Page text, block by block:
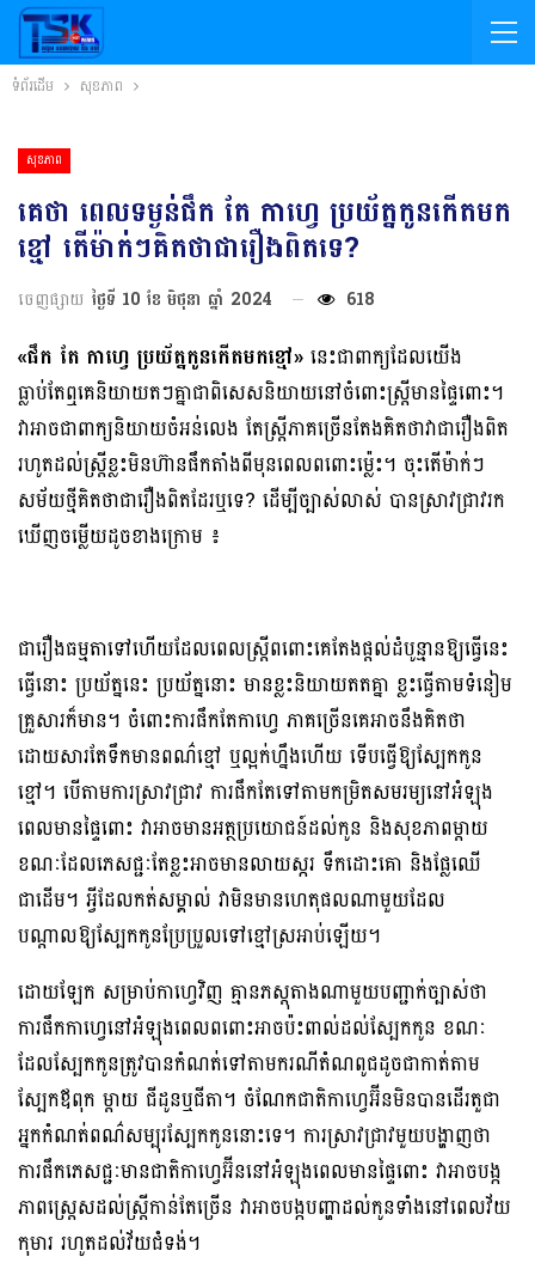
ទំព័រដើម សុខភាព
សុខភាព
គេថា ពេលទម្ងន់ផឹក តែ កាហ្វេ ប្រយ័ត្នកូនកើតមក
ខ្មៅ តើម៉ាក់ៗគិតថាជារឿងពិតទេ?
ចេញផ្សាយ ថ្ងៃទី 10 ខែ មិថុនា ឆ្នាំ 2024 618
«ផឹក តែ កាហ្វេ ប្រយ័ត្នកូនកើតមកខ្មៅ»នេះជាពាក្យដែលយើង
ធ្លាប់តែឮគេនិយាយតៗគ្នាជាពិសេសនិយាយនៅចំពោះស្ត្រីមានផ្ទៃពោះ។
វាអាចជាពាក្យនិយាយចំអន់លេង តែស្ត្រីភាគច្រើនតែងគិតថាវាជារឿងពិត
រហូតដល់ស្ត្រីខ្លះមិនហ៊ានផឹកតាំងពីមុនពេលពពោះម្ល៉េះ។ ចុះតើម៉ាក់ៗ
សម័យថ្មីគិតថាជារឿងពិតដែរឬទេ? ដើម្បីច្បាស់លាស់ បានស្រាវជ្រាវរក
ឃើញចម្លើយដូចខាងក្រោម ៖
ជារឿងធម្មតាទៅហើយដែលពេលស្ត្រីពពោះគេតែងផ្តល់ដំបូន្មានឱ្យធ្វើនេះ
ធ្វើនោះ ប្រយ័ត្ននេះ ប្រយ័ត្ននោះ មានខ្លះនិយាយតតគ្នា ខ្លះធ្វើតាមទំនៀម
គ្រួសារក៏មាន។ ចំពោះការផឹកតែកាហ្វេ ភាគច្រើនគេអាចនឹងគិតថា
ដោយសារតែទឹកមានពណ៌ខ្មៅ ឬល្អក់ហ្នឹងហើយ ទើបធ្វើឱ្យស្បែកកូន
ខ្មៅ។ បើតាមការស្រាវជ្រាវ ការផឹកតែទៅតាមកម្រិតសមរម្យនៅអំឡុង
ពេលមានផ្ទៃពោះ វាអាចមានអត្ថប្រយោជន៍ដល់កូន និងសុខភាពម្តាយ
ខណៈដែលភេសជ្ជៈតែខ្លះអាចមានលាយស្ករ ទឹកដោះគោ និងផ្លែឈើ
ជាដើម។ អ្វីដែលកត់សម្គាល់ វាមិនមានហេតុផលណាមួយដែល
បណ្តាលឱ្យស្បែកកូនប្រែប្រួលទៅខ្មៅស្រអាប់ឡើយ។
ដោយឡែក សម្រាប់កាហ្វេវិញ គ្មានភស្តុតាងណាមួយបញ្ជាក់ច្បាស់ថា
ការផឹកកាហ្វេនៅអំឡុងពេលពពោះអាចប៉ះពាល់ដល់ស្បែកកូន ខណៈ
ដែលស្បែកកូនត្រូវបានកំណត់ទៅតាមករណីតំណពូជដូចជាកាត់តាម
ស្បែកឪពុក ម្តាយ ជីដូនឬជីតា។ ចំណែកជាតិកាហ្វេអ៊ីនមិនបានដើរតួជា
អ្នកកំណត់ពណ៌សម្បុរស្បែកកូននោះទេ។ ការស្រាវជ្រាវមួយបង្ហាញថា
ការផឹកភេសជ្ជៈមានជាតិកាហ្វេអ៊ីននៅអំឡុងពេលមានផ្ទៃពោះ វាអាចបង្ក
ភាពស្ត្រេសដល់ស្ត្រីកាន់តែច្រើន វាអាចបង្កបញ្ហាដល់កូនទាំងនៅពេលវ័យ
កុមារ រហូតដល់វ័យជំទង់។